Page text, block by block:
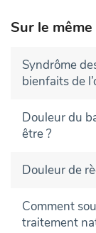
Sur le même
Syndrôme
bienfaits de
Douleur du
être ?
Douleur de
Comment
traitement